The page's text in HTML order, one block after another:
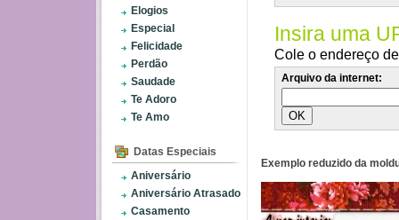
Elogios
Especial
Felicidade
Perdão
Saudade
Te Adoro
Te Amo
Datas Especiais
Aniversário
Aniversário Atrasado
Casamento
Insira uma
Cole o endereço
Arquivo da internet:
Exemplo reduzido da